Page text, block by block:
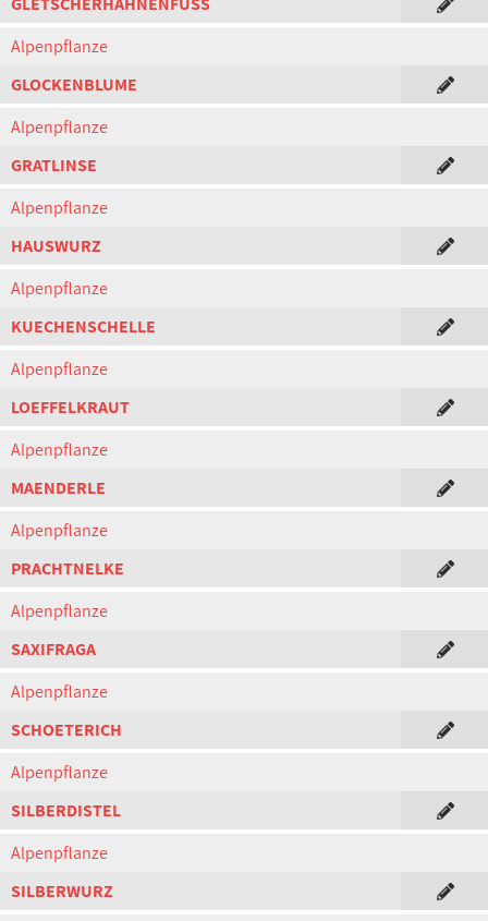
Alpenpflanze
GLOCKENBLUME
Alpenpflanze
GRATLINSE
Alpenpflanze
HAUSWURZ
Alpenpflanze
KUECHENSCHELLE
Alpenpflanze
LOEFFELKRAUT
Alpenpflanze
MAENDERLE
Alpenpflanze
PRACHTNELKE
Alpenpflanze
SAXIFRAGA
Alpenpflanze
SCHOETERICH
Alpenpflanze
SILBERDISTEL
Alpenpflanze
SILBERWURZ